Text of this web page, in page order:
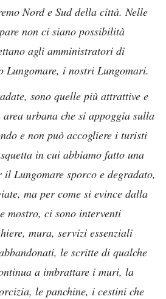
Nord e Sud della città. Nelle
non ci siano possibilità
agli amministratori di
Lungomare, i nostri Lungomari.
sono quelle più attrattive e
urbana che si appoggia sulla
e non può accogliere i turisti
in cui abbiamo fatto una
Lungomare sporco e degradato,
ma per come si evince dalla
mostro, ci sono interventi
mura, servizi essenziali
le scritte di qualche
a imbrattare i muri, la
le panchine, i cestini che